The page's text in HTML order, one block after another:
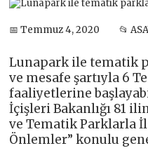
📅 Temmuz 4, 2020 📂
Lunapark ile tematik
ve mesafe şartıyla 6
faaliyetlerine
İçişleri Bakanlığı 81
ve Tematik Parklarla
Önlemler” konulu